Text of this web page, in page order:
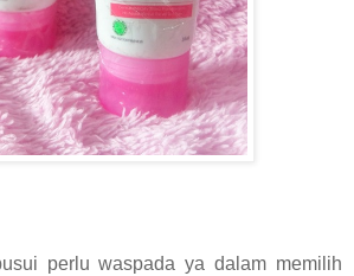
perlu waspada ya dalam memilih